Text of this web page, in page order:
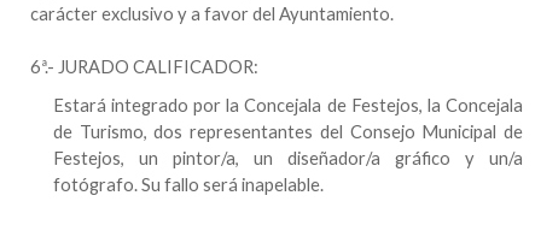
carácter exclusivo y a favor del Ayuntamiento.
6ª.- JURADO CALIFICADOR:
Estará integrado porla Concejala de Festejos, la Concejala
de Turismo, dos representantes del Consejo Municipal de
Festejos, un pintor/a, un diseñador/a gráfico y un/a
fotógrafo. Su fallo será inapelable.